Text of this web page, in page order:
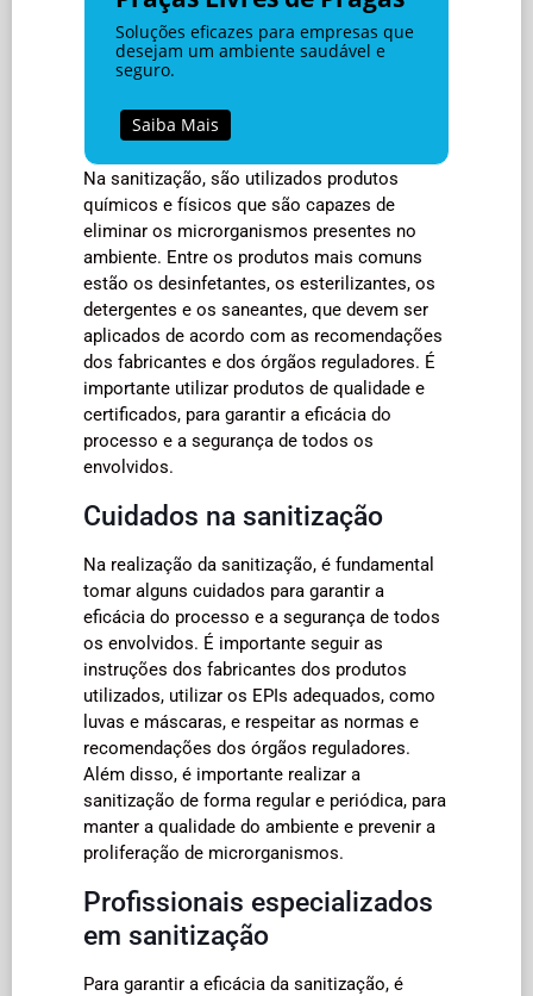
Soluções eficazes para empresas que
desejam um ambiente saudável e
seguro.
Saiba Mais
Na sanitização, são utilizados produtos
químicos e físicos que são capazes de
eliminar os microrganismos presentes no
ambiente. Entre os produtos mais comuns
estão os desinfetantes, os esterilizantes, os
detergentes e os saneantes, que devem ser
aplicados de acordo com as recomendações
dos fabricantes e dos órgãos reguladores. É
importante utilizar produtos de qualidade e
certificados, para garantir a eficácia do
processo e a segurança de todos os
envolvidos.
Cuidados na sanitização
Na realização da sanitização, é fundamental
tomar alguns cuidados para garantir a
eficácia do processo e a segurança de todos
os envolvidos. É importante seguir as
instruções dos fabricantes dos produtos
utilizados, utilizar os EPIs adequados, como
luvas e máscaras, e respeitar as normas e
recomendações dos órgãos reguladores.
Além disso, é importante realizar a
sanitização de forma regular e periódica, para
manter a qualidade do ambiente e prevenir a
proliferação de microrganismos.
Profissionais especializados
em sanitização
Para garantir a eficácia da sanitização, é